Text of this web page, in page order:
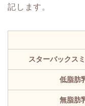
記します。
スターバックス
低脂肪
無脂肪